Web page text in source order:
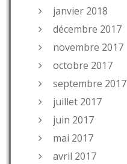
janvier 2018
décembre 2017
novembre 2017
octobre 2017
septembre 2017
juillet 2017
juin 2017
mai 2017
avril 2017